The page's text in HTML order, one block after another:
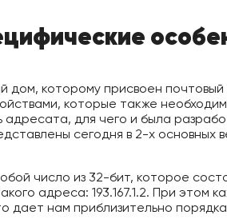
которому присвоен почтовый
которые также
для чего и была
сегодня в 2-х основных
число из 32-бит, которое
адреса: 193.167.1.2. При этом
дает нам приблизительно